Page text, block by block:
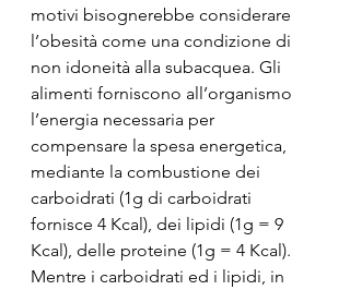
motivi bisognerebbe considerare
l’obesità come una condizione di
non idoneità alla subacquea. Gli
alimenti forniscono all’organismo
l’energia necessaria per
compensare la spesa energetica,
mediante la combustione dei
carboidrati (1g di carboidrati
fornisce 4 Kcal), dei lipidi (1g = 9
Kcal), delle proteine (1g = 4 Kcal).
Mentre i carboidrati ed i lipidi, in